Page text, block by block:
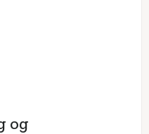
og